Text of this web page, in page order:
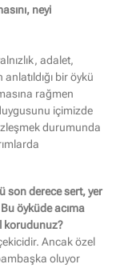
neyi
adalet,
bir öykü
rağmen
içimizde
durumunda
son derece sert, yer
öyküde acıma
korudunuz?
Ancak özel
oluyor